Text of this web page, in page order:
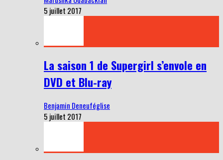
5 juillet 2017
La saison 1 de Supergirl s’envole en
DVD et Blu-ray
Benjamin Deneuféglise
5 juillet 2017